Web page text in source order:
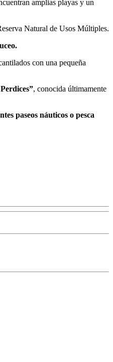
amplias playas y un
Natural de Usos Múltiples.
con una pequeña
, conocida últimamente
paseos náuticos o pesca